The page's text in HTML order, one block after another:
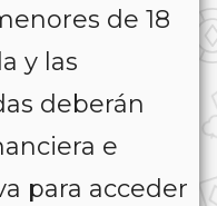
de 18
y las
deberán
e
para acceder